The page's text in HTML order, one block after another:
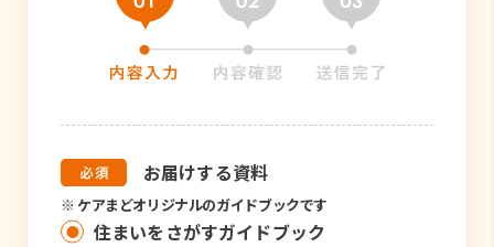
お届けする資料
※ ケアまどオリジナルのガイドブックです
住まいをさがすガイドブック